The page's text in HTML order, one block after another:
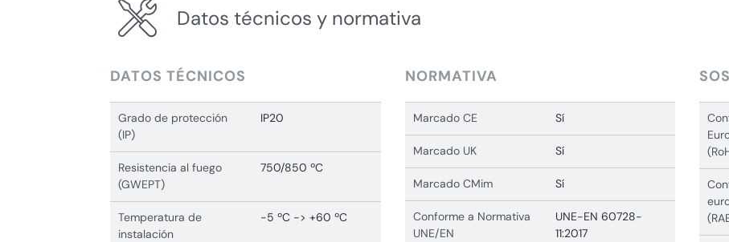
Datos técnicos y normativa
DATOS TÉCNICOS
Grado de protección
(IP)
IP20
Resistencia al fuego
(GWEPT)
750/850 ºC
Temperatura de
instalación
-5 ºC -> +60 ºC
NORMATIVA
Marcado CE Sí
Marcado UK Sí
Marcado CMim Sí
Conforme a Normativa
UNE/EN
UNE-EN 60728-
11:2017